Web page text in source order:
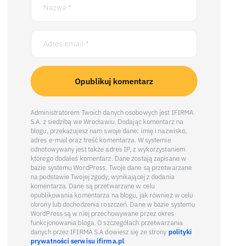
Administratorem Twoich danych osobowych jest IFIRMA
S.A. z siedzibą we Wrocławiu. Dodając komentarz na
blogu, przekazujesz nam swoje dane: imię i nazwisko,
adres e-mail oraz treść komentarza. W systemie
odnotowywany jest także adres IP, z wykorzystaniem
którego dodałeś komentarz. Dane zostają zapisane w
bazie systemu WordPress. Twoje dane są przetwarzane
na podstawie Twojej zgody, wynikającej z dodania
komentarza. Dane są przetwarzane w celu
opublikowania komentarza na blogu, jak również w celu
obrony lub dochodzenia roszczeń. Dane w bazie systemu
WordPress są w niej przechowywane przez okres
funkcjonowania bloga. O szczegółach przetwarzania
danych przez IFIRMA S.A dowiesz się ze strony polityki
prywatności serwisu ifirma.pl.